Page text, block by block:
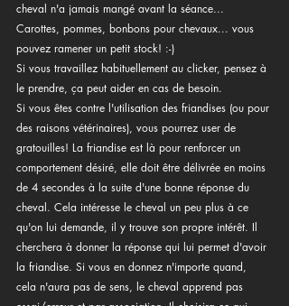
cheval n'a jamais mangé avant la séance...
Carottes, pommes, bonbons pour chevaux... vous
pouvez ramener un petit stock! :-)
Si vous travaillez habituellement au clicker, pensez à
le prendre, ça peut aider en cas de besoin.
Si vous êtes contre l'utilisation des friandises (ou pour
des raisons vétérinaires), vous pourrez user de
gratouilles! La friandise est là pour renforcer un
comportement désiré, elle doit être délivrée en moins
de 4 secondes à la suite d'une bonne réponse du
cheval. Cela intéresse le cheval un peu plus à ce
qu'on lui demande, il y trouve son propre intérêt. Il
cherchera à donner la réponse qui lui permet d'avoir
la friandise. Si vous en donnez n'importe quand,
cela n'aura pas de sens, le cheval apprend pas